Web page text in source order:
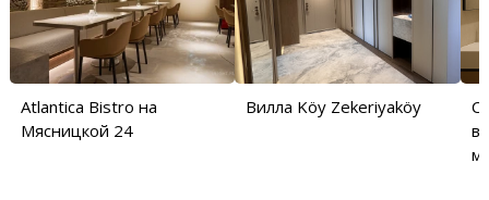
Atlantica Bistro на
Мясницкой 24
Вилла Köy Zekeriyaköy